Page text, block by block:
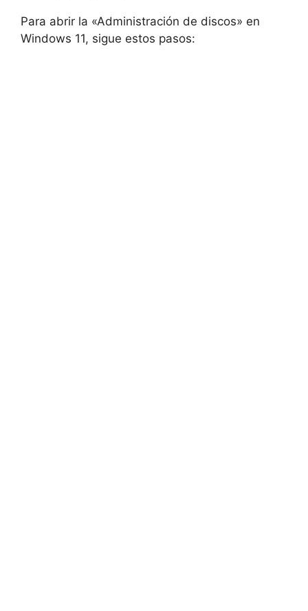
Para abrir la «Administración de discos» en
Windows 11, sigue estos pasos: